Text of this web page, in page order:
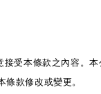
受本條款之內容。
款修改或變更。